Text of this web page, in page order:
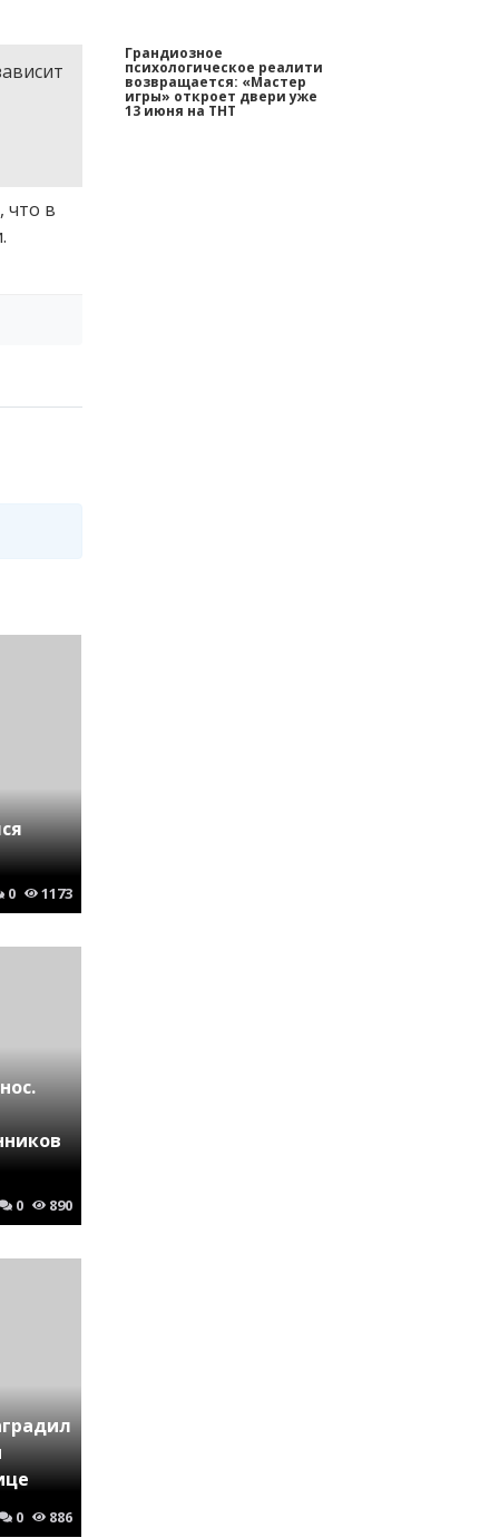
что в
0 1173
0 890
0 886
Грандиозное
психологическое реалити
возвращается: «Мастер
игры» откроет двери уже
13 июня на ТНТ